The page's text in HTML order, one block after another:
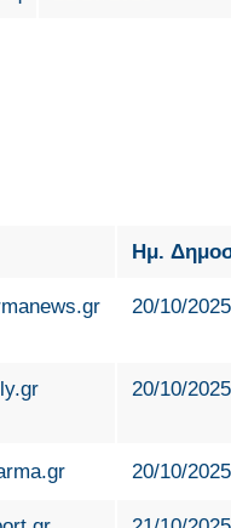
Ημ.
20/10/2025
20/10/2025
20/10/2025